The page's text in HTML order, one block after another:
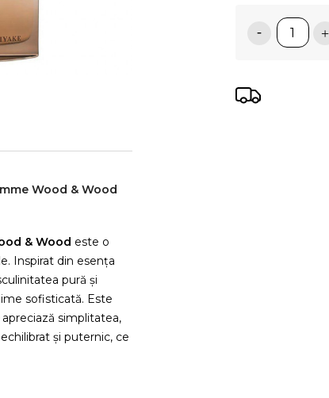
Wood & Wood
& Wood este o
Inspirat din esența
pură și
sofisticată. Este
simplitatea,
și puternic, ce